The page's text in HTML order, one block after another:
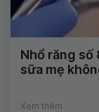
Nhổ răng số
sữa mẹ
Xem thêm